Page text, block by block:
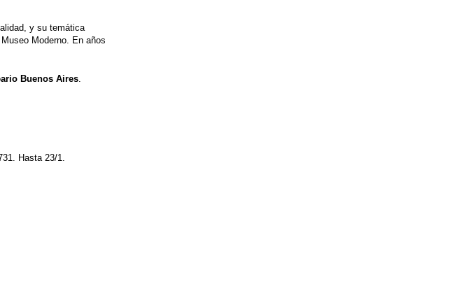
y su temática
Moderno. En años
Buenos Aires.
Hasta 23/1.